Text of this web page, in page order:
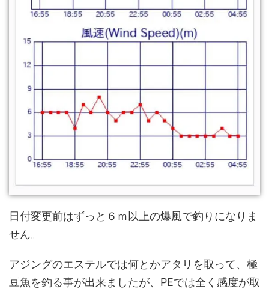
日付変更前はずっと６ｍ以上の爆風で釣りになりま
せん。
アジングのエステルでは何とかアタリを取って、極
豆魚を釣る事が出来ましたが、PEでは全く感度が取